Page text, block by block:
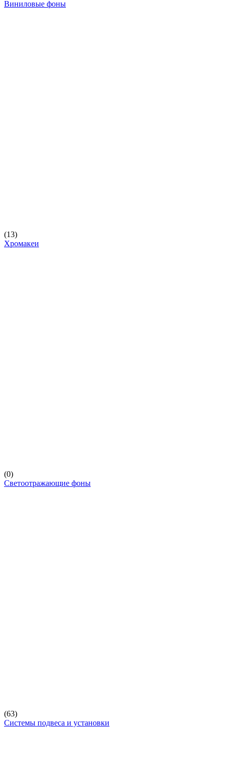
Виниловые фоны
(13)
Хромакеи
(0)
Светоотражающие фоны
(63)
Системы подвеса и установки